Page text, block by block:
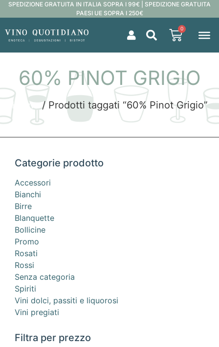
SPEDIZIONE GRATUITA IN ITALIA SOPRA I 99€ | SPEDIZIONE GRATUITA
PAESI UE SOPRA I 250€
0
60% PINOT GRIGIO
Home/ Prodotti taggati “60% Pinot Grigio”
Categorie prodotto
Accessori
Bianchi
Birre
Blanquette
Bollicine
Promo
Rosati
Rossi
Senza categoria
Spiriti
Vini dolci, passiti e liquorosi
Vini pregiati
Filtra per prezzo